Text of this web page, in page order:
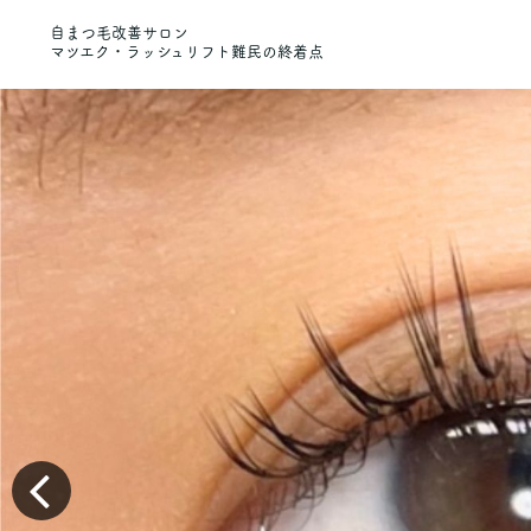
自まつ毛改善サロン
マツエク・ラッシュリフト難民の終着点